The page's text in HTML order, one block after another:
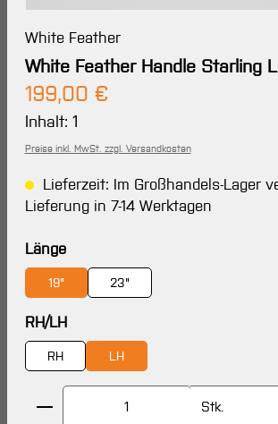
White Feather
White Feather Handle Starling
Regulärer Preis:
199,00 €
Inhalt: 1
Preise inkl. MwSt. zzgl. Versandkosten
Lieferzeit: Im Großhandels-Lager
Lieferung in 7-14 Werktagen
Längeauswählen
19" 23"
RH/LHauswählen
RH LH
Produkt Anzahl: Gib denStk.